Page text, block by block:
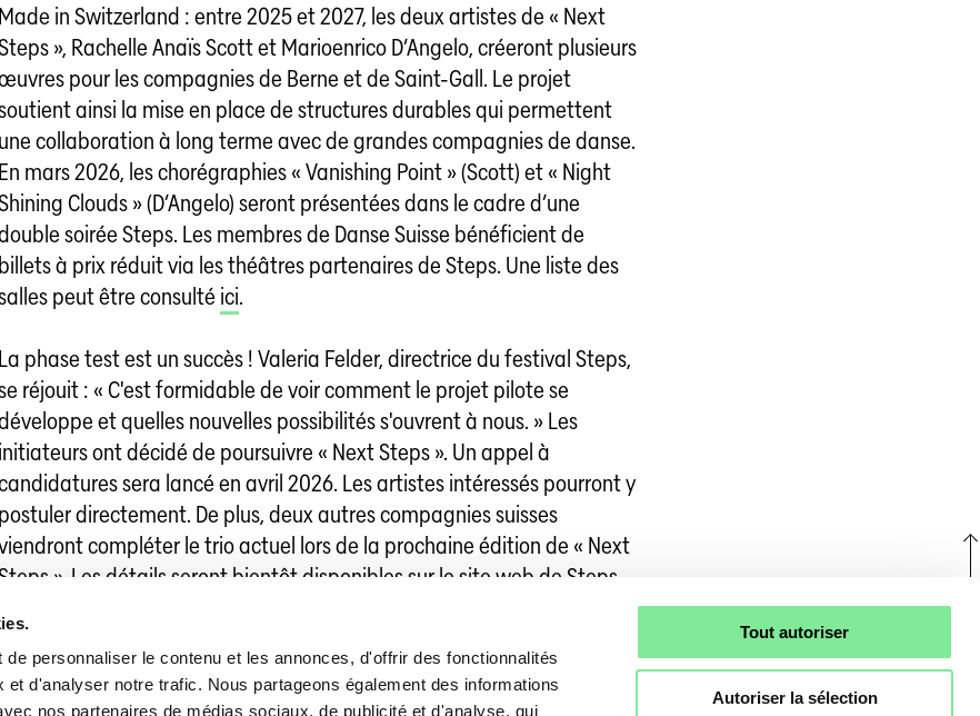
personnaliser le contenu et les annonces, d'offrir des fonctionnalités
d'analyser notre trafic. Nous partageons également des informations
nos partenaires de médias sociaux, de publicité et d'analyse, qui
Tout autoriser
Autoriser la sélection
Made in Switzerland : entre 2025 et 2027, les deux artistes de « Next
», Rachelle Anaïs Scott et Marioenrico D’Angelo, créeront plusieurs
pour les compagnies de Berne et de Saint-Gall. Le projet
ainsi la mise en place de structures durables qui permettent
une collaboration à long terme avec de grandes compagnies de danse.
En mars 2026, les chorégraphies « Vanishing Point » (Scott) et « Night
Clouds » (D’Angelo) seront présentées dans le cadre d’une
soirée Steps. Les membres de Danse Suisse bénéficient de
billets à prix réduit via les théâtres partenaires de Steps. Une liste des
peut être consulté ici.
La phase test est un succès ! Valeria Felder, directrice du festival Steps,
réjouit : « C'est formidable de voir comment le projet pilote se
et quelles nouvelles possibilités s'ouvrent à nous. » Les
initiateurs ont décidé de poursuivre « Next Steps ». Un appel à
sera lancé en avril 2026. Les artistes intéressés pourront y
postuler directement. De plus, deux autres compagnies suisses
compléter le trio actuel lors de la prochaine édition de « Next
Steps ». Les détails seront bientôt disponibles sur lesite web de Steps
en Suisse » Nouvelles de la danse » Next Steps